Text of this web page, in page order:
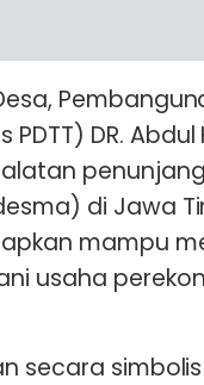
DR.
di Jawa
mampu
usaha
secara